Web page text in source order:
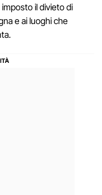
il divieto di
e ai luoghi che